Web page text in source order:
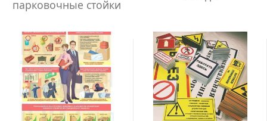
парковочные стойки